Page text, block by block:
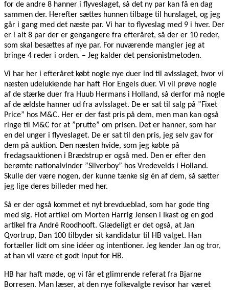
for de andre 8 hanner i flyveslaget, så det ny par kan få en dag
sammen der. Herefter sættes hunnen tilbage til hunslaget, og jeg
går i gang med det næste par. Vi har to flyveslag med 9 i hver. Der
er i alt 8 par der er gengangere fra efteråret, så der er 10 reder,
som skal besættes af nye par. For nuværende mangler jeg at
bringe 4 reder i orden. – Jeg kalder det pensionistmetoden.
Vi har her i efteråret købt nogle nye duer ind til avlsslaget, hvor vi
næsten udelukkende har haft Flor Engels duer. Vi vil prøve nogle
af de stærke duer fra Huub Hermans i Holland, så derfor må nogle
af de ældste hanner ud fra avlsslaget. De er sat til salg på ”Fixet
Price” hos M&C. Her er der fast pris på dem, men man kan også
ringe til M&C for at ”prutte” om prisen. Det er hanner, som har
en del unger i flyveslaget. De er sat til den pris, jeg selv gav for
dem på auktion. Den næsten hvide, som jeg købte på
fredagsauktionen i Brædstrup er også med. Den er efter den
berømte nationalvinder ”Silverboy” hos Vredevelds i Holland.
Skulle der være nogen, der kunne tænke sig én af dem, så sætter
jeg lige deres billeder med her.
Så er der også kommet et nyt brevdueblad, som har gode ting
med sig. Flot artikel om Morten Harrig Jensen i Ikast og en god
artikel fra André Roodhooft. Glædeligt er det også, at Jan
Qvortrup, Dan 100 tilbyder sit kandidatur til HB valget. Han
fortæller lidt om sine idéer og intentioner. Jeg kender Jan og tror,
at han vil være et godt input for HB.
HB har haft møde, og vi får et glimrende referat fra Bjarne
Borresen. Man læser, at den nye folkevalgte revisor har været